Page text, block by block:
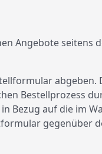
Angebote seitens
abgeben.
Bestellprozess
Bezug auf die im
gegenüber